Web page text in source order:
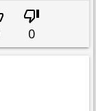
0